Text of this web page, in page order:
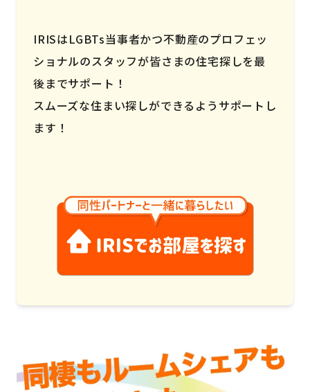
IRISはLGBTs当事者かつ不動産のプロフェッ
ショナルのスタッフが皆さまの住宅探しを最
後までサポート！
スムーズな住まい探しができるようサポートし
ます！